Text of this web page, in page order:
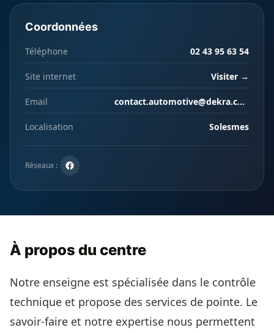
Coordonnées
Téléphone 02 43 95 63 54
Site internet Visiter →
Email contact.automotive@dekra.com
Localisation Solesmes
Réseaux :
À propos du centre
Notre enseigne est spécialisée dans le contrôle
technique et propose des services de pointe. Le
savoir-faire et notre expertise nous permettent